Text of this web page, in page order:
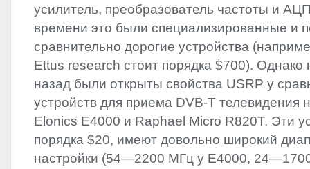
усилитель, преобразователь частоты и
времени это были специализированные и
сравнительно дорогие устройства
Ettus research стоит порядка $700). Однако
назад были открыты свойства USRP у
устройств для приема DVB-T телевидения
Elonics E4000 и Raphael Micro R820T. Эти
порядка $20, имеют довольно широкий
настройки (54—2200 МГц у E4000,